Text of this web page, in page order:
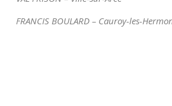
FRANCIS BOULARD – Cauroy-les-